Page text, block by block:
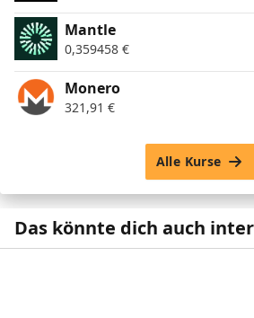
Mantle
0,359458 €
Monero
321,91 €
Alle Kurse
Das könnte dich auch